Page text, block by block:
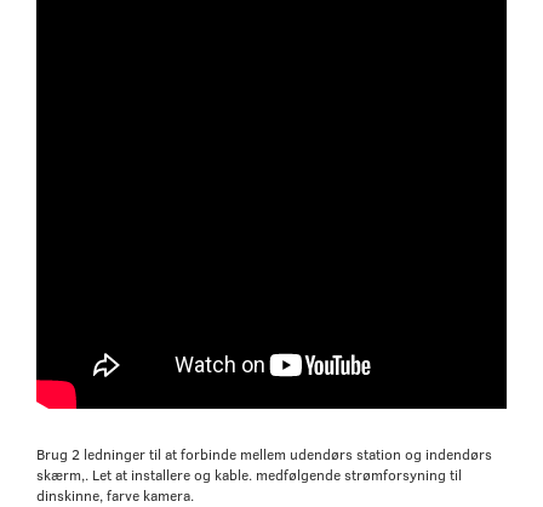
Brug 2 ledninger til at forbinde mellem udendørs station og indendørs
skærm,. Let at installere og kable. medfølgende strømforsyning til
dinskinne, farve kamera.